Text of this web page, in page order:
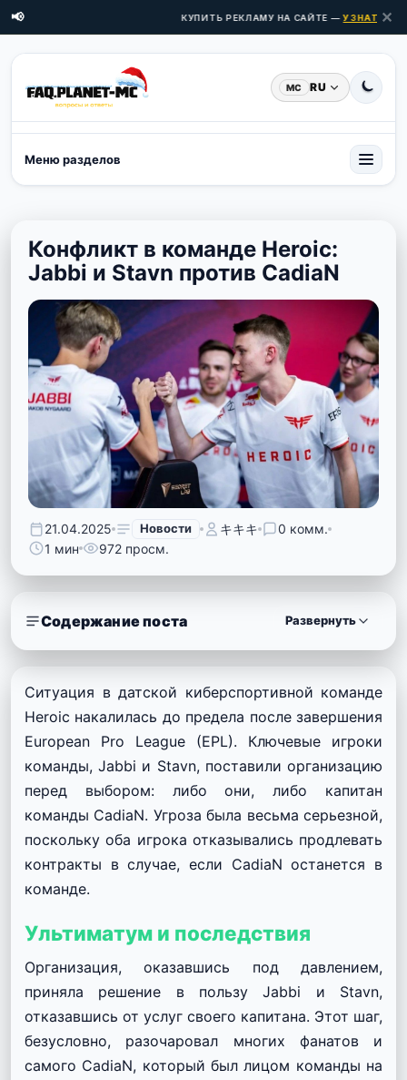
📢 КУПИТЬ РЕКЛАМУ НА САЙТЕ —УЗНАТЬ ✕
MC RU
Меню разделов
Конфликт в команде Heroic:
Jabbi и Stavn против CadiaN
21.04.2025 Новости キキキ
0 комм.
1 мин
972 просм.
Содержание поста Развернуть
Ситуация в датской киберспортивной команде
Heroic накалилась до предела после завершения
European Pro League (EPL). Ключевые игроки
команды, Jabbi и Stavn, поставили организацию
перед выбором: либо они, либо капитан
команды CadiaN. Угроза была весьма серьезной,
поскольку оба игрока отказывались продлевать
контракты в случае, если CadiaN останется в
команде.
Ультиматум и последствия
Организация, оказавшись под давлением,
приняла решение в пользу Jabbi и Stavn,
отказавшись от услуг своего капитана. Этот шаг,
безусловно, разочаровал многих фанатов и
самого CadiaN, который был лицом команды на